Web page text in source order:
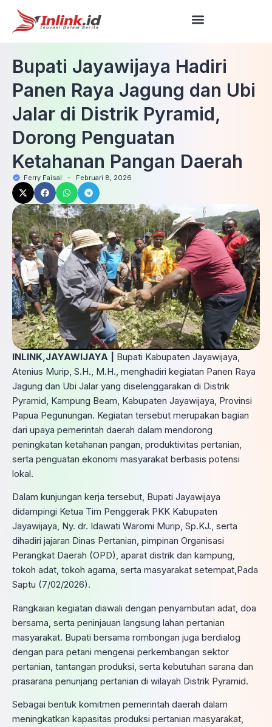
Bupati Jayawijaya Hadiri
Panen Raya Jagung dan Ubi
Jalar di Distrik Pyramid,
Dorong Penguatan
Ketahanan Pangan Daerah
Ferry Faisal - Februari 8, 2026
INLINK,JAYAWIJAYA |
Bupati Kabupaten Jayawijaya,
Atenius Murip, S.H., M.H., menghadiri kegiatan Panen Raya
Jagung dan Ubi Jalar yang diselenggarakan di Distrik
Pyramid, Kampung Beam, Kabupaten Jayawijaya, Provinsi
Papua Pegunungan. Kegiatan tersebut merupakan bagian
dari upaya pemerintah daerah dalam mendorong
peningkatan ketahanan pangan, produktivitas pertanian,
serta penguatan ekonomi masyarakat berbasis potensi
lokal.
Dalam kunjungan kerja tersebut, Bupati Jayawijaya
didampingi Ketua Tim Penggerak PKK Kabupaten
Jayawijaya, Ny. dr. Idawati Waromi Murip, Sp.KJ., serta
dihadiri jajaran Dinas Pertanian, pimpinan Organisasi
Perangkat Daerah (OPD), aparat distrik dan kampung,
tokoh adat, tokoh agama, serta masyarakat setempat,Pada
Saptu (7/02/2026).
Rangkaian kegiatan diawali dengan penyambutan adat, doa
bersama, serta peninjauan langsung lahan pertanian
masyarakat. Bupati bersama rombongan juga berdialog
dengan para petani mengenai perkembangan sektor
pertanian, tantangan produksi, serta kebutuhan sarana dan
prasarana penunjang pertanian di wilayah Distrik Pyramid.
Sebagai bentuk komitmen pemerintah daerah dalam
meningkatkan kapasitas produksi pertanian masyarakat,